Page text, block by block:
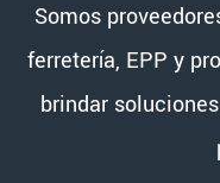
Somos
ferretería, EPP y
brindar